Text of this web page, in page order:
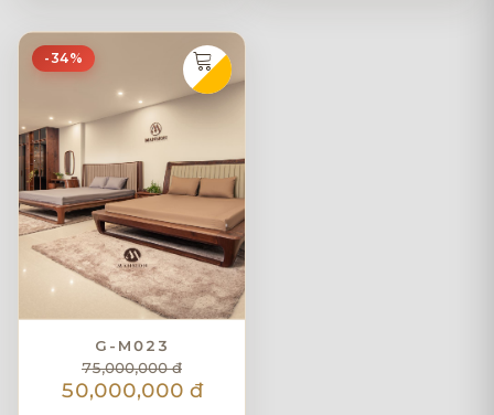
-34%
G-M023
75,000,000 đ
50,000,000 đ